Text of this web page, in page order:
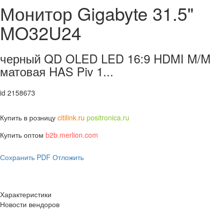
Монитор Gigabyte 31.5"
MO32U24
черный QD OLED LED 16:9 HDMI M/M
матовая HAS Piv 1...
id 2158673
Купить в розницу citilink.ru positronica.ru
Купить оптом b2b.merlion.com
Сохранить PDF Отложить
Характеристики
Новости вендоров